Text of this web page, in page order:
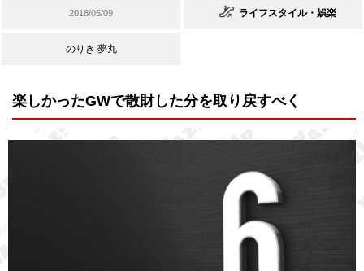
2018/05/09 ライフスタイル・娯楽
のりき 夢丸
楽しかったGWで散財した分を取り戻すべく